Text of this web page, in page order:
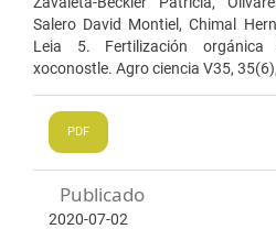
Salero David Montiel, Chimal
Leia 5. Fertilización orgánica
xoconostle. Agro ciencia V35,
PDF
Publicado
2020-07-02